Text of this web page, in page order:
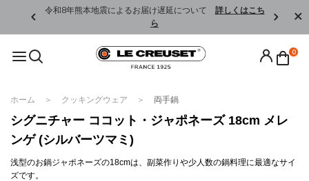
令和8年熊本地震によるお届け遅延について 詳しくはこち
ら
0
ホーム クッキングウェア 両手鍋
シグニチャー ココット・ジャポネーズ 18cm メレ
ンゲ (シルバーツマミ)
浅型のお鍋ジャポネーズの18cmは、副菜作りや少人数の鍋料理に最適なサイ
ズです。